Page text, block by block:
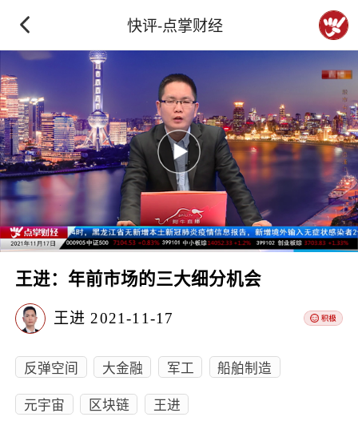
快评-点掌财经
王进：年前市场的三大细分机会
王进 2021-11-17
反弹空间 大金融 军工
船舶制造
元宇宙
区块链 王进